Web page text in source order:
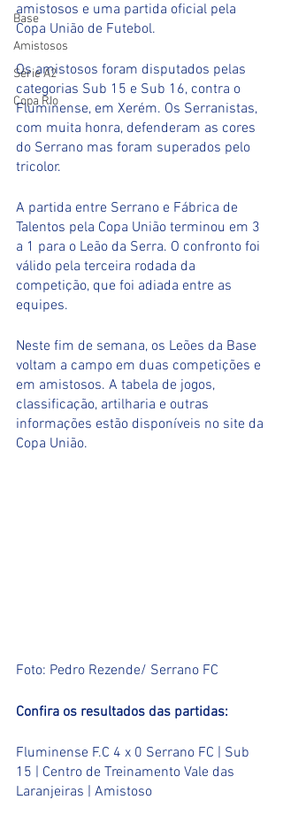
Base
Amistosos
Série A2
Copa RIo
amistosos e uma partida oficial pela
Copa União de Futebol.
Os amistosos foram disputados pelas
categorias Sub 15 e Sub 16, contra o
Fluminense, em Xerém. Os Serranistas,
com muita honra, defenderam as cores
do Serrano mas foram superados pelo
tricolor.
A partida entre Serrano e Fábrica de
Talentos pela Copa União terminou em 3
a 1 para o Leão da Serra. O confronto foi
válido pela terceira rodada da
competição, que foi adiada entre as
equipes.
Neste fim de semana, os Leões da Base
voltam a campo em duas competições e
em amistosos. A tabela de jogos,
classificação, artilharia e outras
informações estão disponíveis no site da
Copa União.
Foto: Pedro Rezende/ Serrano FC
Confira os resultados das partidas:
Fluminense F.C 4 x 0 Serrano FC | Sub
15 | Centro de Treinamento Vale das
Laranjeiras | Amistoso